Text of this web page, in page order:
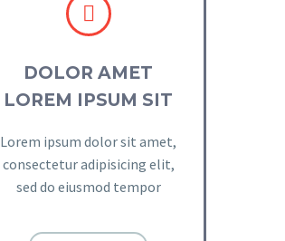


DOLOR AMET
LOREM IPSUM SIT
Lorem ipsum dolor sit amet,
consectetur adipisicing elit,
sed do eiusmod tempor